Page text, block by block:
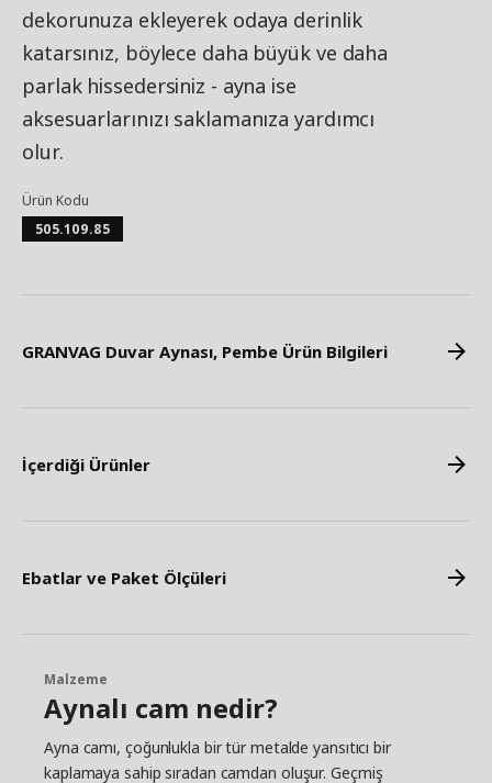
dekorunuza ekleyerek odaya derinlik
katarsınız, böylece daha büyük ve daha
parlak hissedersiniz - ayna ise
aksesuarlarınızı saklamanıza yardımcı
olur.
Ürün Kodu
505.109.85
GRANVAG Duvar Aynası, Pembe Ürün Bilgileri
İçerdiği Ürünler
Ebatlar ve Paket Ölçüleri
Malzeme
Aynalı cam nedir?
Ayna camı, çoğunlukla bir tür metalde yansıtıcı bir
kaplamaya sahip sıradan camdan oluşur. Geçmiş